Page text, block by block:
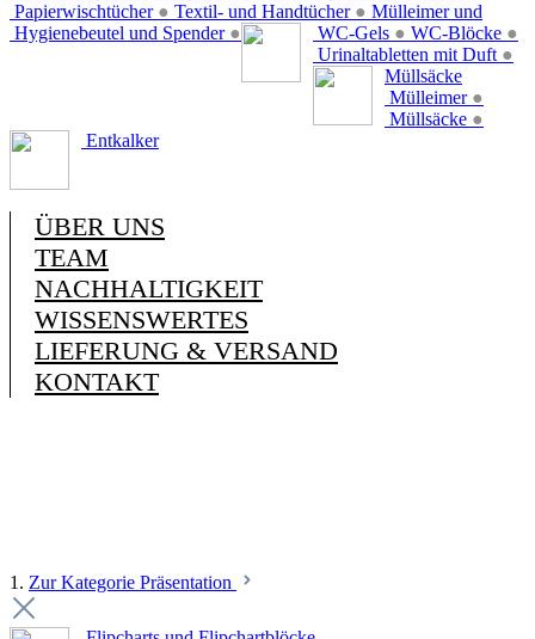
Papierwischtücher ● Textil- und Handtücher ●
Hygienebeutel und Spender ● WC-Gels ● WC-Blöcke ●
Urinaltabletten mit Duft ●
Mülleimer und
Müllsäcke
Mülleimer ●
Müllsäcke ●
Entkalker
ÜBER UNS
TEAM
NACHHALTIGKEIT
WISSENSWERTES
LIEFERUNG & VERSAND
KONTAKT
1. Zur Kategorie Präsentation